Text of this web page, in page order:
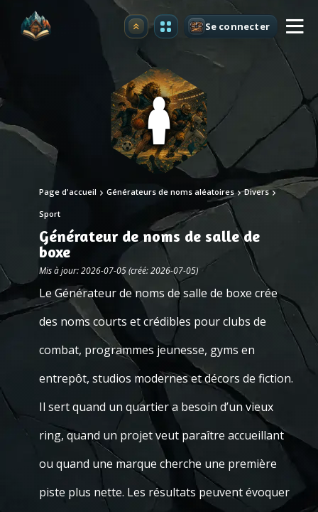
Premium Se connecter
Page d'accueil Générateurs de noms aléatoires Divers
Sport
Générateur de noms de salle de
boxe
Mis à jour: 2026-07-05 (créé: 2026-07-05)
Le Générateur de noms de salle de boxe crée
des noms courts et crédibles pour clubs de
combat, programmes jeunesse, gyms en
entrepôt, studios modernes et décors de fiction.
Il sert quand un quartier a besoin d’un vieux
ring, quand un projet veut paraître accueillant
ou quand une marque cherche une première
piste plus nette. Les résultats peuvent évoquer